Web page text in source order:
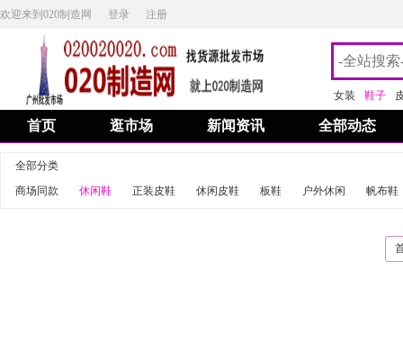
欢迎来到020制造网 登录 注册
女装 鞋子
首页 逛市场 新闻资讯 全部动态
全部分类
商场同款
休闲鞋 正装皮鞋 休闲皮鞋 板鞋 户外休闲 帆布鞋